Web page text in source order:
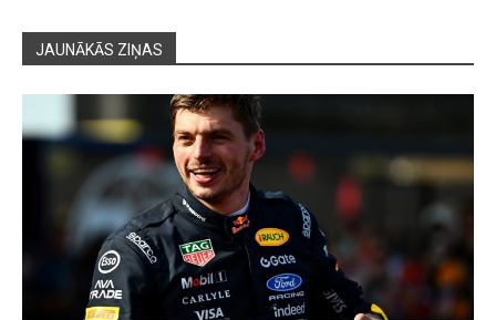
JAUNĀKĀS ZIŅAS